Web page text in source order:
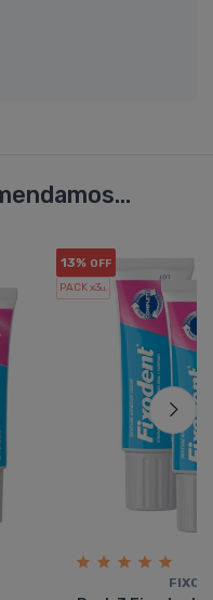
13% OFF
PACK x3u.